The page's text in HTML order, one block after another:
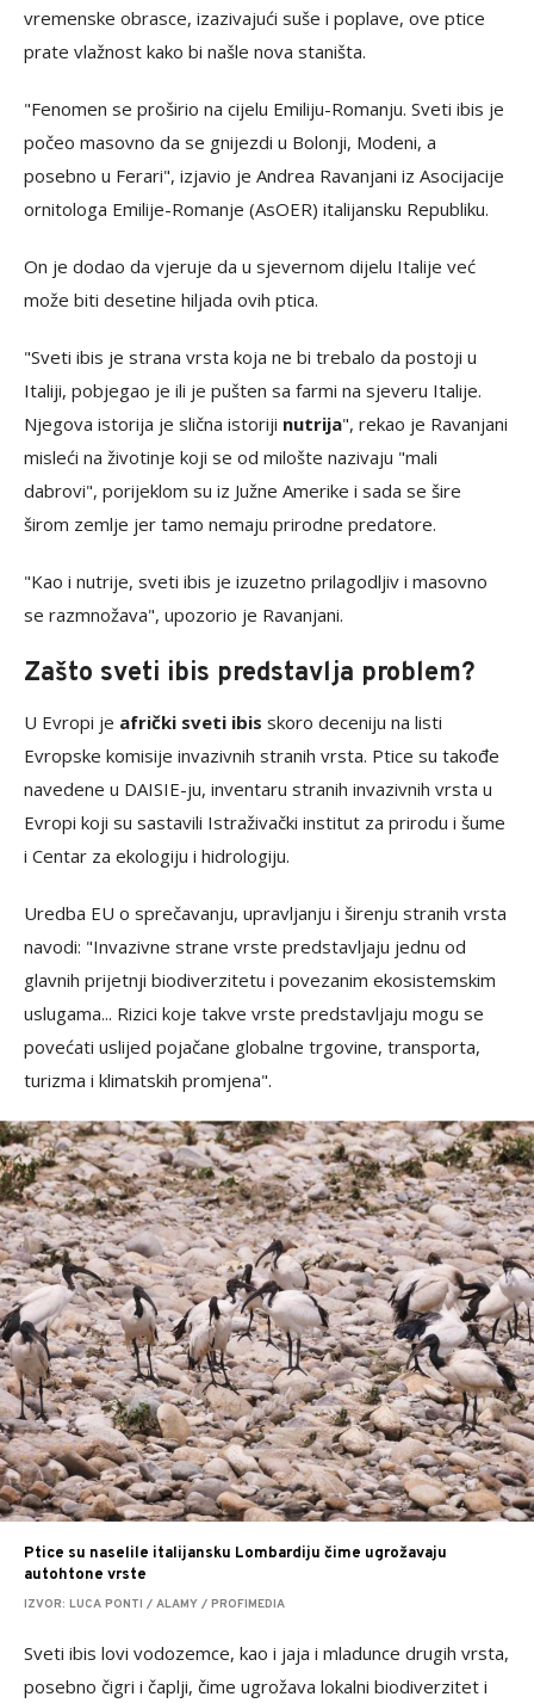
vremenske obrasce, izazivajući suše i poplave, ove ptice
prate vlažnost kako bi našle nova staništa.
"Fenomen se proširio na cijelu Emiliju-Romanju. Sveti ibis je
počeo masovno da se gnijezdi u Bolonji, Modeni, a
posebno u Ferari", izjavio je Andrea Ravanjani iz Asocijacije
ornitologa Emilije-Romanje (AsOER) italijansku Republiku.
On je dodao da vjeruje da u sjevernom dijelu Italije već
može biti desetine hiljada ovih ptica.
"Sveti ibis je strana vrsta koja ne bi trebalo da postoji u
Italiji, pobjegao je ili je pušten sa farmi na sjeveru Italije.
Njegova istorija je slična istoriji nutrija", rekao je Ravanjani
misleći na životinje koji se od milošte nazivaju "mali
dabrovi", porijeklom su iz Južne Amerike i sada se šire
širom zemlje jer tamo nemaju prirodne predatore.
"Kao i nutrije, sveti ibis je izuzetno prilagodljiv i masovno
se razmnožava", upozorio je Ravanjani.
Zašto sveti ibis predstavlja problem?
U Evropi je afrički sveti ibis skoro deceniju na listi
Evropske komisije invazivnih stranih vrsta. Ptice su takođe
navedene u DAISIE-ju, inventaru stranih invazivnih vrsta u
Evropi koji su sastavili Istraživački institut za prirodu i šume
i Centar za ekologiju i hidrologiju.
Uredba EU o sprečavanju, upravljanju i širenju stranih vrsta
navodi: "Invazivne strane vrste predstavljaju jednu od
glavnih prijetnji biodiverzitetu i povezanim ekosistemskim
uslugama... Rizici koje takve vrste predstavljaju mogu se
povećati uslijed pojačane globalne trgovine, transporta,
turizma i klimatskih promjena".
Ptice su naselile italijansku Lombardiju čime ugrožavaju
autohtone vrste
IZVOR: LUCA PONTI / ALAMY / PROFIMEDIA
Sveti ibis lovi vodozemce, kao i jaja i mladunce drugih vrsta,
posebno čigri i čaplji, čime ugrožava lokalni biodiverzitet i